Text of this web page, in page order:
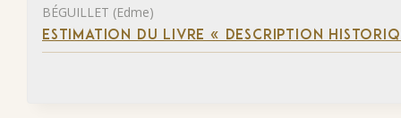
BÉGUILLET (Edme)
ESTIMATION DU LIVRE « DESCRIPTION